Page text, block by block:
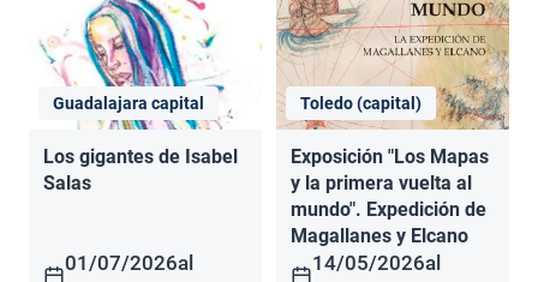
Guadalajara capital
Los gigantes de Isabel
Salas
01/07/2026al
Toledo (capital)
Exposición "Los Mapas
y la primera vuelta al
mundo". Expedición de
Magallanes y Elcano
14/05/2026al